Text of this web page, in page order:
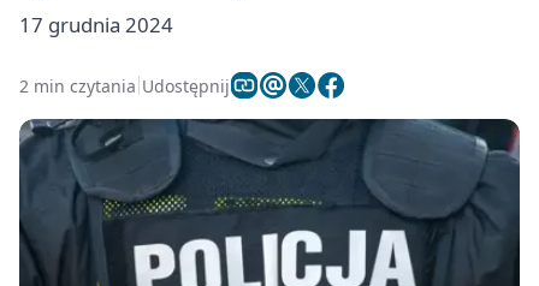
17 grudnia 2024
2 min czytania Udostępnij